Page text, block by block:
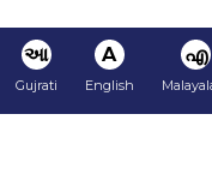
આ
Gujrati
A
English
എ